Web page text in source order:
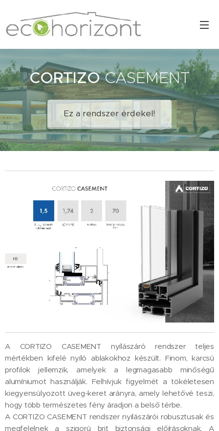
CORTIZOCASEMENT
Ez a rendszer érdekel!
A CORTIZO CASEMENT nyílászáró rendszer teljes
mértékben kifelé nyíló ablakokhoz készült. Finom, karcsú
profilok jellemzik, amelyek a legmagasabb minőségű
alumíniumot használják. Felhívjuk figyelmét a tökéletesen
kiegyensúlyozott üveg-keret arányra, amely lehetővé teszi,
hogy több természetes fény áradjon a belső térbe.
A CORTIZO CASEMENT rendszer nyílászárói robusztusak és
megfelelnek a szigorú brit biztonsági előírásoknak. A